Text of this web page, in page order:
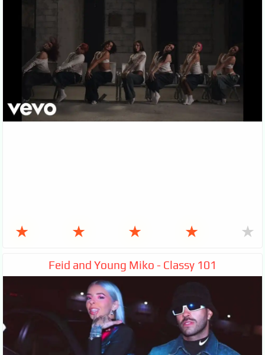
★ ★ ★ ★ ★
Feid and Young Miko - Classy 101